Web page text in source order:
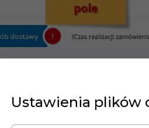
Ustawienia plików